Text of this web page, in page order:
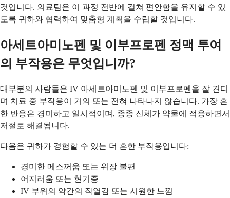
것입니다. 의료팀은 이 과정 전반에 걸쳐 편안함을 유지할 수 있
도록 귀하와 협력하여 맞춤형 계획을 수립할 것입니다.
아세트아미노펜 및 이부프로펜 정맥 투여
의 부작용은 무엇입니까?
대부분의 사람들은 IV 아세트아미노펜 및 이부프로펜을 잘 견디
며 치료 중 부작용이 거의 또는 전혀 나타나지 않습니다. 가장 흔
한 반응은 경미하고 일시적이며, 종종 신체가 약물에 적응하면서
저절로 해결됩니다.
다음은 귀하가 경험할 수 있는 더 흔한 부작용입니다:
경미한 메스꺼움 또는 위장 불편
어지러움 또는 현기증
IV 부위의 약간의 작열감 또는 시원한 느낌